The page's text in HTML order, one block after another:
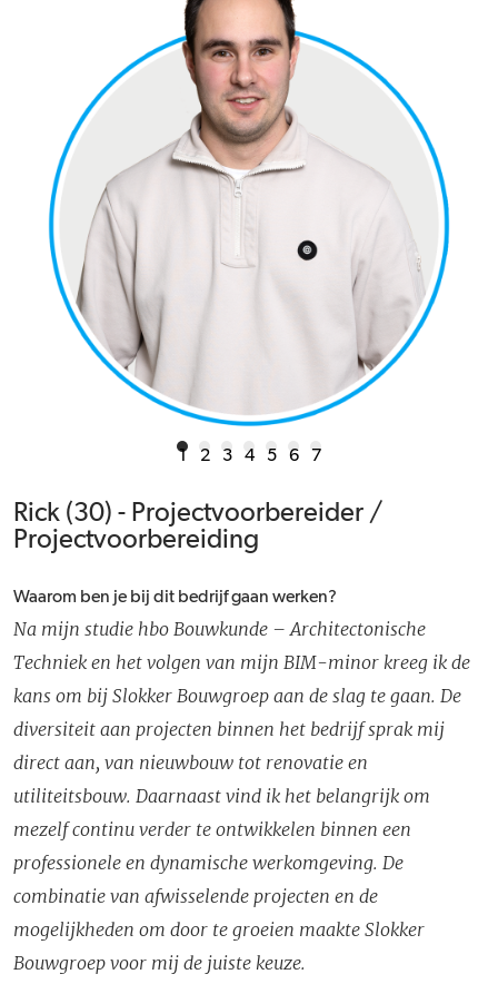
1 2 3 4 5 6 7
Rick (30) - Projectvoorbereider /
Projectvoorbereiding
Waarom ben je bij dit bedrijf gaan werken?
Na mijn studie hbo Bouwkunde – Architectonische
Techniek en het volgen van mijn BIM-minor kreeg ik de
kans om bij Slokker Bouwgroep aan de slag te gaan. De
diversiteit aan projecten binnen het bedrijf sprak mij
direct aan, van nieuwbouw tot renovatie en
utiliteitsbouw. Daarnaast vind ik het belangrijk om
mezelf continu verder te ontwikkelen binnen een
professionele en dynamische werkomgeving. De
combinatie van afwisselende projecten en de
mogelijkheden om door te groeien maakte Slokker
Bouwgroep voor mij de juiste keuze.